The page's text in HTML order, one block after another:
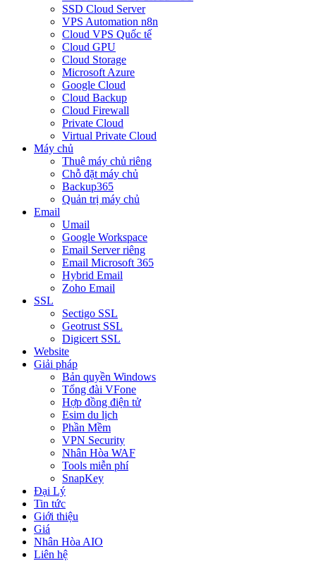
SSD Cloud Server
VPS Automation n8n
Cloud VPS Quốc tế
Cloud GPU
Cloud Storage
Microsoft Azure
Google Cloud
Cloud Backup
Cloud Firewall
Private Cloud
Virtual Private Cloud
Máy chủ
Thuê máy chủ riêng
Chỗ đặt máy chủ
Backup365
Quản trị máy chủ
Email
Umail
Google Workspace
Email Server riêng
Email Microsoft 365
Hybrid Email
Zoho Email
SSL
Sectigo SSL
Geotrust SSL
Digicert SSL
Website
Giải pháp
Bản quyền Windows
Tổng đài VFone
Hợp đồng điện tử
Esim du lịch
Phần Mềm
VPN Security
Nhân Hòa WAF
Tools miễn phí
SnapKey
Đại Lý
Tin tức
Giới thiệu
Giá
Nhân Hòa AIO
Liên hệ